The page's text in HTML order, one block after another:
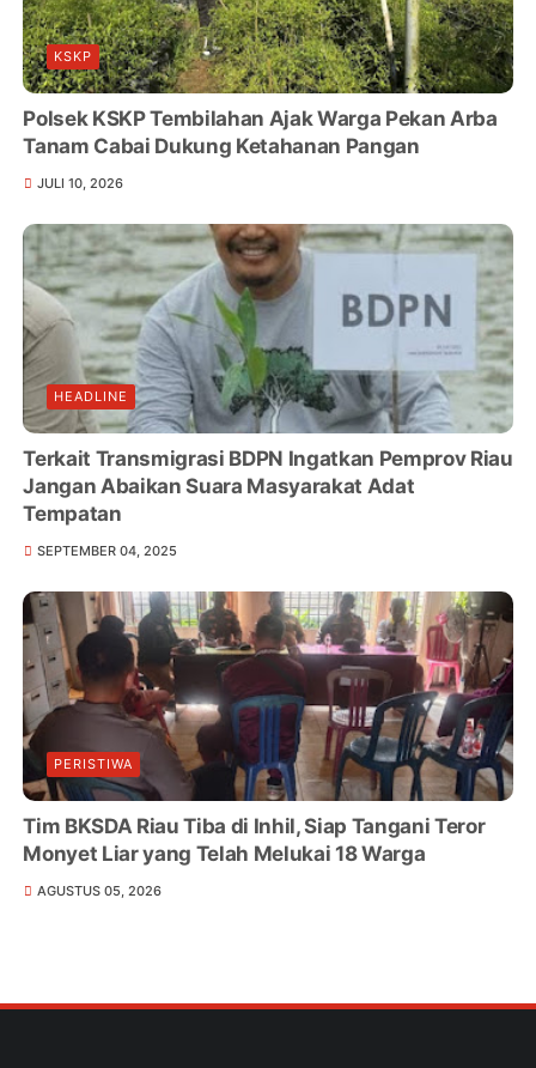
KSKP
Polsek KSKP Tembilahan Ajak Warga Pekan Arba
Tanam Cabai Dukung Ketahanan Pangan
JULI 10, 2026
HEADLINE
Terkait Transmigrasi BDPN Ingatkan Pemprov Riau
Jangan Abaikan Suara Masyarakat Adat
Tempatan
SEPTEMBER 04, 2025
PERISTIWA
Tim BKSDA Riau Tiba di Inhil, Siap Tangani Teror
Monyet Liar yang Telah Melukai 18 Warga
AGUSTUS 05, 2026